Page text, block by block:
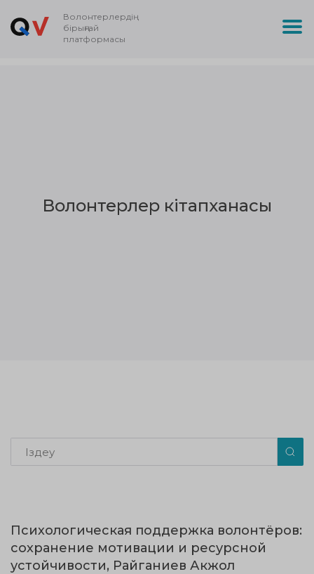
Волонтерлердің
бірыңғай
платформасы
Волонтерлер кітапханасы
Психологическая поддержка волонтёров:
сохранение мотивации и ресурсной
устойчивости, Райганиев Акжол